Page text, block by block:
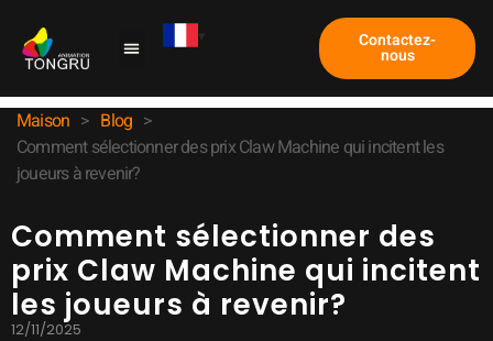
Contactez-
nous
Maison > Blog >
Comment sélectionner des prix Claw Machine qui incitent les
joueurs à revenir?
Comment sélectionner des
prix Claw Machine qui incitent
les joueurs à revenir?
12/11/2025